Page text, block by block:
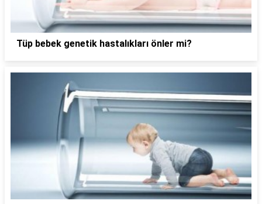
Tüp bebek genetik hastalıkları önler mi?